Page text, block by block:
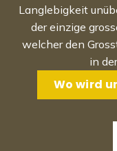
Langlebigkeit
der einzige
welcher den
in
Wo wird